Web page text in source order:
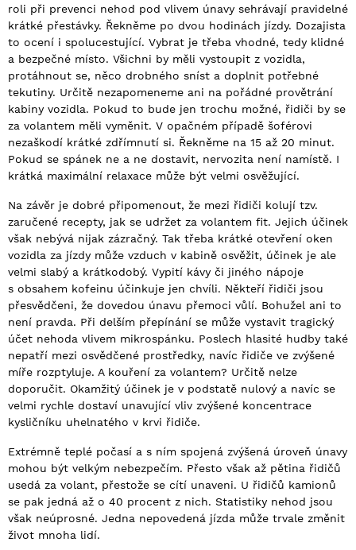
roli při prevenci nehod pod vlivem únavy sehrávají pravidelné
krátké přestávky. Řekněme po dvou hodinách jízdy. Dozajista
to ocení i spolucestující. Vybrat je třeba vhodné, tedy klidné
a bezpečné místo. Všichni by měli vystoupit z vozidla,
protáhnout se, něco drobného sníst a doplnit potřebné
tekutiny. Určitě nezapomeneme ani na pořádné provětrání
kabiny vozidla. Pokud to bude jen trochu možné, řidiči by se
za volantem měli vyměnit. V opačném případě šoférovi
nezaškodí krátké zdřímnutí si. Řekněme na 15 až 20 minut.
Pokud se spánek ne a ne dostavit, nervozita není namístě. I
krátká maximální relaxace může být velmi osvěžující.
Na závěr je dobré připomenout, že mezi řidiči kolují tzv.
zaručené recepty, jak se udržet za volantem fit. Jejich účinek
však nebývá nijak zázračný. Tak třeba krátké otevření oken
vozidla za jízdy může vzduch v kabině osvěžit, účinek je ale
velmi slabý a krátkodobý. Vypití kávy či jiného nápoje
s obsahem kofeinu účinkuje jen chvíli. Někteří řidiči jsou
přesvědčeni, že dovedou únavu přemoci vůlí. Bohužel ani to
není pravda. Při delším přepínání se může vystavit tragický
účet nehoda vlivem mikrospánku. Poslech hlasité hudby také
nepatří mezi osvědčené prostředky, navíc řidiče ve zvýšené
míře rozptyluje. A kouření za volantem? Určitě nelze
doporučit. Okamžitý účinek je v podstatě nulový a navíc se
velmi rychle dostaví unavující vliv zvýšené koncentrace
kysličníku uhelnatého v krvi řidiče.
Extrémně teplé počasí a s ním spojená zvýšená úroveň únavy
mohou být velkým nebezpečím. Přesto však až pětina řidičů
usedá za volant, přestože se cítí unaveni. U řidičů kamionů
se pak jedná až o 40 procent z nich. Statistiky nehod jsou
však neúprosné. Jedna nepovedená jízda může trvale změnit
život mnoha lidí.